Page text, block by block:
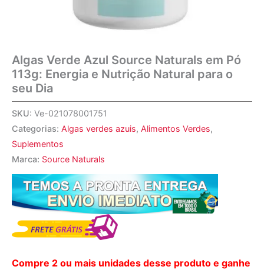
Algas Verde Azul Source Naturals em Pó
113g: Energia e Nutrição Natural para o
seu Dia
SKU: Ve-021078001751
Categorias: Algas verdes azuis, Alimentos Verdes,
Suplementos
Marca: Source Naturals
Compre 2 ou mais unidades desse produto e ganhe